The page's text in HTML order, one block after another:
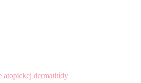
atopickej dermatitídy